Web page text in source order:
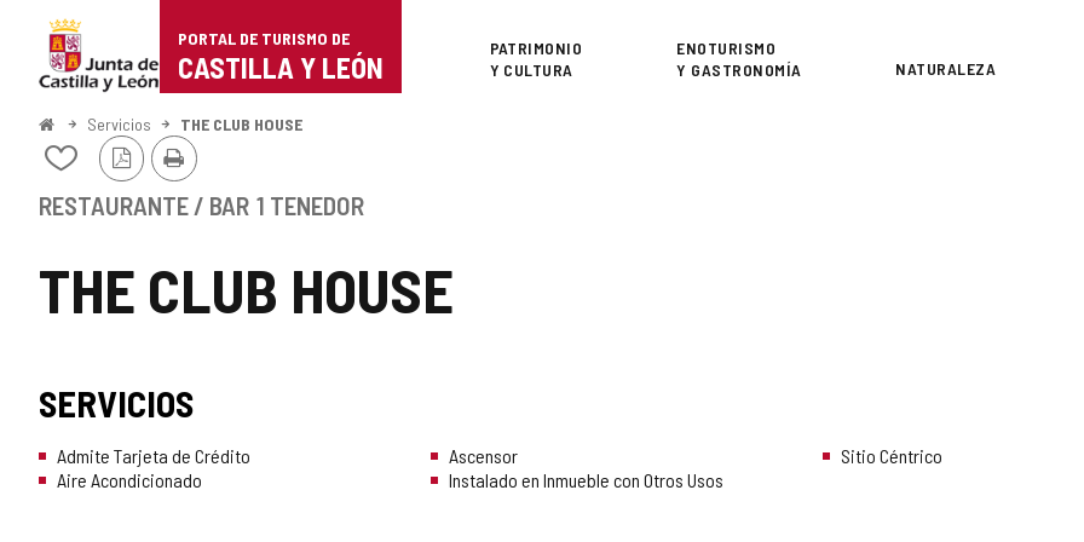
Portal
de
Turismo
Castilla
León
PORTAL DE TURISMO DE
CASTILLA Y LEÓN
Superior
PATRIMONIO
Y CULTURA
ENOTURISMO
Y GASTRONOMÍA
NATURALEZA
InicioServicios THE CLUB HOUSE
THE CLUB HOUSE
Añadir/quitar
mis
Versión
PDF
Imprimir
RESTAURANTE / BAR 1 TENEDOR
SERVICIOS
Admite Tarjeta de Crédito
Aire Acondicionado
Ascensor
Instalado en Inmueble con Otros Usos
Sitio Céntrico